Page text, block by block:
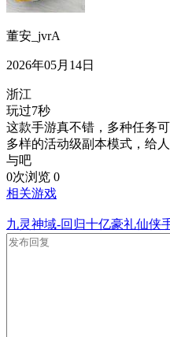
董安_jvrA
2026年05月14日
浙江
玩过7秒
这款手游真不错，多种任务
多样的活动级副本模式，给
与吧
0次浏览 0
相关游戏
九灵神域-回归十亿豪礼仙侠